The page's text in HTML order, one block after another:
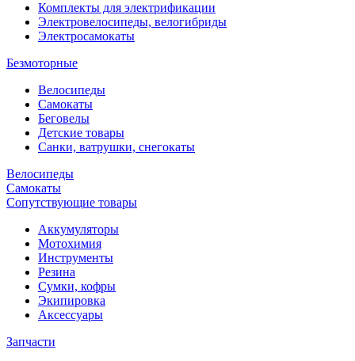
Комплекты для электрификации
Электровелосипеды, велогибриды
Электросамокаты
Безмоторные
Велосипеды
Самокаты
Беговелы
Детские товары
Санки, ватрушки, снегокаты
Велосипеды
Самокаты
Сопутствующие товары
Аккумуляторы
Мотохимия
Инструменты
Резина
Сумки, кофры
Экипировка
Аксессуары
Запчасти